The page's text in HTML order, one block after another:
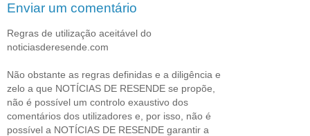
Enviar um comentário
Regras de utilização aceitável do
noticiasderesende.com
Não obstante as regras definidas e a diligência e
zelo a que NOTÍCIAS DE RESENDE se propõe,
não é possível um controlo exaustivo dos
comentários dos utilizadores e, por isso, não é
possível a NOTÍCIAS DE RESENDE garantir a